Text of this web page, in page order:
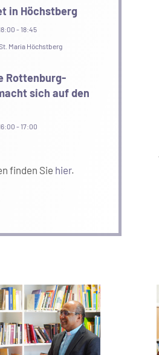
in Höchstberg
- 18:45
Maria Höchstberg
Rottenburg-
sich auf den
- 17:00
finden Sie hier.